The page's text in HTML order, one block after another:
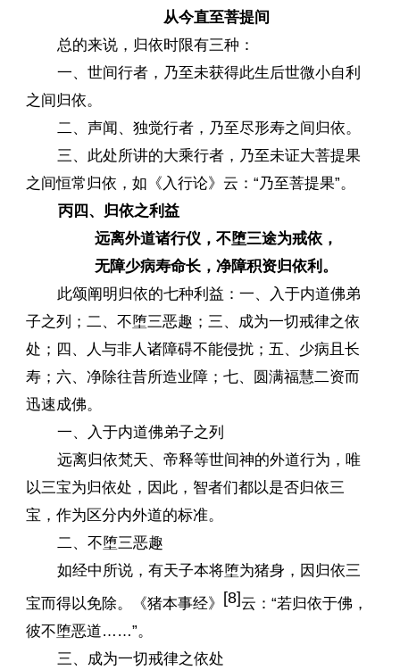
从今直至菩提间
总的来说，归依时限有三种：
一、世间行者，乃至未获得此生后世微小自利
之间归依。
二、声闻、独觉行者，乃至尽形寿之间归依。
三、此处所讲的大乘行者，乃至未证大菩提果
之间恒常归依，如《入行论》云：“乃至菩提果”。
丙四、归依之利益
远离外道诸行仪，不堕三途为戒依，
无障少病寿命长，净障积资归依利。
此颂阐明归依的七种利益：一、入于内道佛弟
子之列；二、不堕三恶趣；三、成为一切戒律之依
处；四、人与非人诸障碍不能侵扰；五、少病且长
寿；六、净除往昔所造业障；七、圆满福慧二资而
迅速成佛。
一、入于内道佛弟子之列
远离归依梵天、帝释等世间神的外道行为，唯
以三宝为归依处，因此，智者们都以是否归依三
宝，作为区分内外道的标准。
二、不堕三恶趣
如经中所说，有天子本将堕为猪身，因归依三
宝而得以免除。《猪本事经》 [8]云：“若归依于佛，
彼不堕恶道……”。
三、成为一切戒律之依处